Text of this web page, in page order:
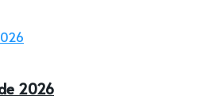
2026